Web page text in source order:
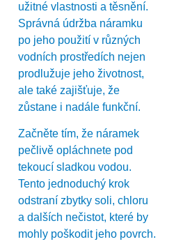
užitné vlastnosti a těsnění.
Správná údržba náramku
po jeho použití v různých
vodních prostředích nejen
prodlužuje jeho životnost,
ale také zajišťuje, že
zůstane i nadále funkční.
Začněte tím, že náramek
pečlivě opláchnete pod
tekoucí sladkou vodou.
Tento jednoduchý krok
odstraní zbytky soli, chloru
a dalších nečistot, které by
mohly poškodit jeho povrch.